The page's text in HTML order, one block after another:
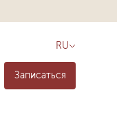
RU
Записаться